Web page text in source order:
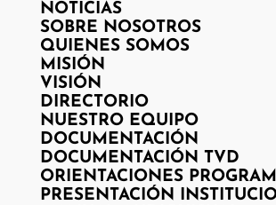
NOTICIAS
SOBRE NOSOTROS
QUIENES SOMOS
MISIÓN
VISIÓN
DIRECTORIO
NUESTRO EQUIPO
DOCUMENTACIÓN
DOCUMENTACIÓN TVD
ORIENTACIONES
PRESENTACIÓN